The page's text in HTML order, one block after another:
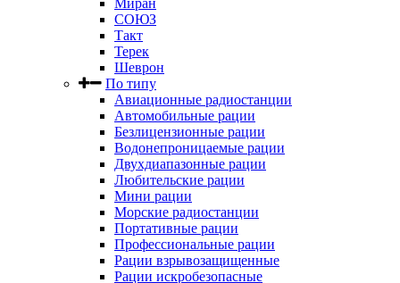
Миран
СОЮЗ
Такт
Терек
Шеврон
По типу
Авиационные радиостанции
Автомобильные рации
Безлицензионные рации
Водонепроницаемые рации
Двухдиапазонные рации
Любительские рации
Мини рации
Морские радиостанции
Портативные рации
Профессиональные рации
Рации взрывозащищенные
Рации искробезопасные